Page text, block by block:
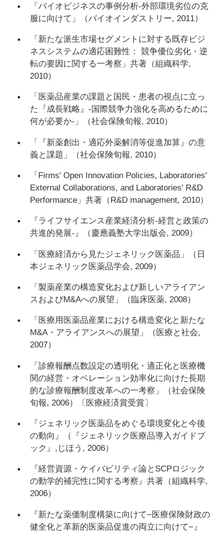
「バイオビジネスの事例分析‐外部環境劣位の克
服に向けて」（バイオインダストリー, 2011）
「新たな派生市場セグメントに対する既存ビジ
ネスシステムの適応困難性： 競争優位劣化・逆
転の要因に関する一考察」共著（組織科学,
2010）
「医薬品産業の課題と国民・患者の視点に立っ
た『成長戦略』-国際競争力強化を高めるために
何が必要か-」（社会保険旬報, 2010）
「『新薬創出・適応外薬解消等促進加算』の意
義と課題」（社会保険旬報, 2010）
「Firms' Open Innovation Policies, Laboratories'
External Collaborations, and Laboratories' R&D
Performance」共著（R&D management, 2010）
『ライフサイエンス産業経済分析-経営と政策の
共進的発展-』（慶應義塾大学出版会, 2009）
「医療経済から見たジェネリック医薬品」（日
本ジェネリック医薬品学会, 2009）
「製薬産業の構造変化および新しいアライアン
スおよびM&Aへの展望」（臨床医薬, 2008）
「医療用医薬品産業における構造変化と新たな
M&A・アライアンスへの展望」（医療と社会,
2007）
「診療報酬点数設定の透明化・適正化と医療機
関の経営・オペレーション効率化に向けた長期
的な診療報酬制度改革への一考察」（社会保険
旬報, 2006）〔医療経済賞受賞〕
『ジェネリック医薬品をめぐる環境変化と今後
の動向』（『ジェネリック医療品導入ガイドブ
ック』,じほう, 2006）
『経営資源・ケイパビリティ論とSCPロジック
の動学的補完性に関する考察』共著（組織科学,
2006）
『新たな薬価制度構築に向けて−医療保険財政の
健全化と革新的医薬品促進の両立に向けて−』